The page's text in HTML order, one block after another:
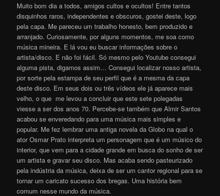
Muito bom dia a todos, amigos cultos e ocultos! Entre tantos
disquinhos raros, independentes e obscuros, gostei deste, logo
pela capa. Me pareceu um trabalho honesto, bem produzido e
arranjado. Curiosamente, por alguns momentos, me soa como
música mineira. E lá vou eu buscar informações sobre o
artista/disco. E não foi fácil. Só mesmo pelo Youtube consegui
alguma pista, digamos assim… Consegui localizar nosso artista,
por sorte pela estampa de seu perfil que é a mesma da capa
deste disco. Em seus dois ou três vídeos ele já aparece mais
velho, o que me levou a concluir que este sete polegadas
viesse a ser dos anos 70. Percebe-se também que Almir Santos
acabou se enveredando para uma música mais simples e
popular. Me fez lembrar uma antiga novela da Globo na qual o
ator Osmar Prato interpreta um personagem que é um músico do
interior, que vem para a cidade grande em busca do sonho de ser
um artista e gravar seu disco. Mas acaba sendo pasteurizado
pela indústria da música, deixa de ser um cantor regional para se
tornar um caricato sucesso dos bregas. Uma história bem
comum nesse mundo da música.